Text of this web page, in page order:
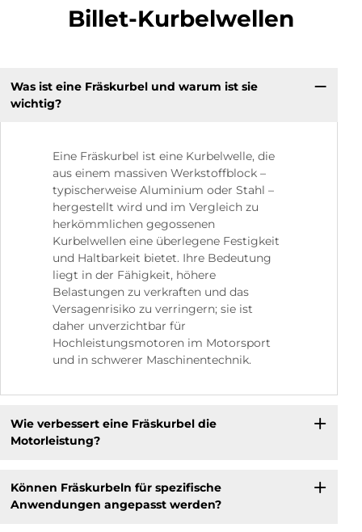
Billet-Kurbelwellen
Was ist eine Fräskurbel und warum ist sie
wichtig?
Eine Fräskurbel ist eine Kurbelwelle, die
aus einem massiven Werkstoffblock –
typischerweise Aluminium oder Stahl –
hergestellt wird und im Vergleich zu
herkömmlichen gegossenen
Kurbelwellen eine überlegene Festigkeit
und Haltbarkeit bietet. Ihre Bedeutung
liegt in der Fähigkeit, höhere
Belastungen zu verkraften und das
Versagenrisiko zu verringern; sie ist
daher unverzichtbar für
Hochleistungsmotoren im Motorsport
und in schwerer Maschinentechnik.
Wie verbessert eine Fräskurbel die
Motorleistung?
Können Fräskurbeln für spezifische
Anwendungen angepasst werden?